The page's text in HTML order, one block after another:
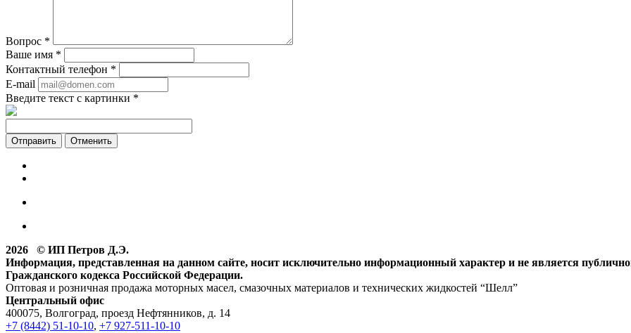
Вопрос *
Ваше имя *
Контактный телефон *
E-mail
Введите текст с картинки *
Отменить
2026 © ИП Петров Д.Э.
Информация, представленная на данном сайте, носит исключительно информационный характер и не является
Гражданского кодекса Российской Федерации.
Оптовая и розничная продажа моторных масел, смазочных материалов и технических жидкостей “Шелл”
Центральный офис
400075, Волгоград, проезд Нефтянников, д. 14
+7 (8442) 51-10-10, +7 927-511-10-10